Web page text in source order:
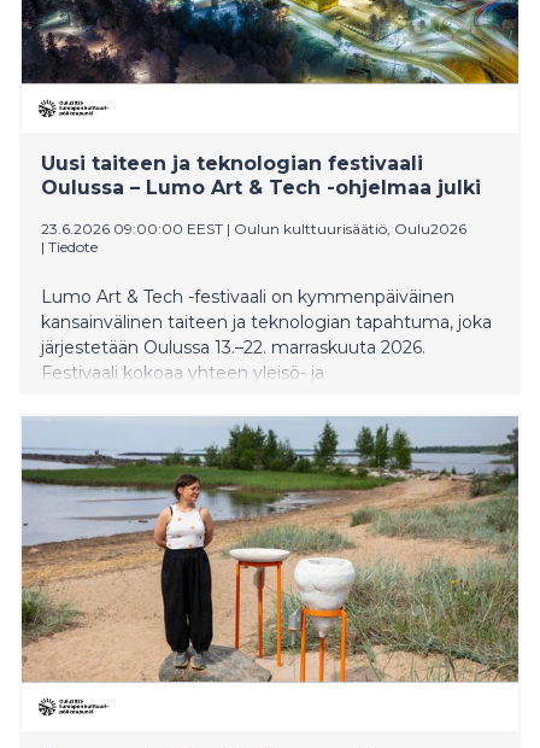
Uusi taiteen ja teknologian festivaali
Oulussa – Lumo Art & Tech -ohjelmaa julki
23.6.2026 09:00:00 EEST | Oulun kulttuurisäätiö, Oulu2026
| Tiedote
Lumo Art & Tech -festivaali on kymmenpäiväinen
kansainvälinen taiteen ja teknologian tapahtuma, joka
järjestetään Oulussa 13.–22. marraskuuta 2026.
Festivaali kokoaa yhteen yleisö- ja
teknologian rajapintoja.